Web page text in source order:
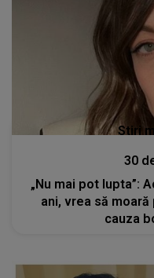
Stiri
30
„Nu mai pot lupta”:
ani, vrea să
cauza